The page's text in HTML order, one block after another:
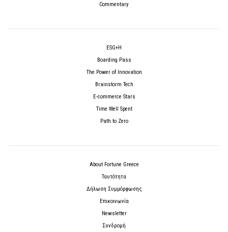
Commentary
ESG+H
Boarding Pass
The Power of Innovation
Brainstorm Tech
E-commerce Stars
Time Well Spent
Path to Zero
About Fortune Greece
Ταυτότητα
Δήλωση Συμμόρφωσης
Επικοινωνία
Newsletter
Συνδρομή